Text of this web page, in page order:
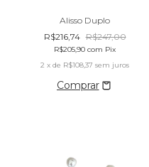
Alisso Duplo
R$216,74 R$247,00
R$205,90 com Pix
2 x de R$108,37 sem juros